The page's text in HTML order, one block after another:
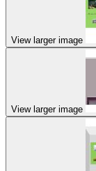
View larger image
View larger image